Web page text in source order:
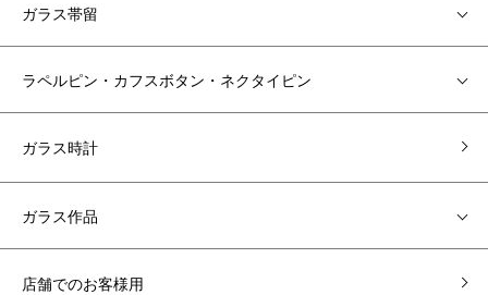
ガラス帯留
ラペルピン・カフスボタン・ネクタイピン
ガラス時計
ガラス作品
店舗でのお客様用